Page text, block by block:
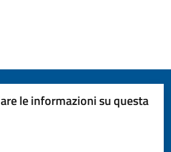
le informazioni su questa